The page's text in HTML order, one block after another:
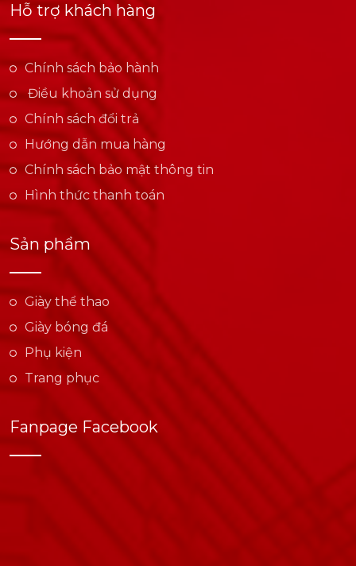
Hỗ trợ khách hàng
Chính sách bảo hành
Điều khoản sử dụng
Chính sách đổi trả
Hướng dẫn mua hàng
Chính sách bảo mật thông tin
Hình thức thanh toán
Sản phẩm
Giày thể thao
Giày bóng đá
Phụ kiện
Trang phục
Fanpage Facebook